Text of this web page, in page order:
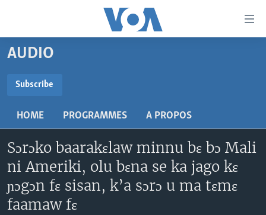
Menu
principal
navigation
principale
Retour
recherche
MALI KURA
RADIO
AN BA FO!
FARAFINA FOLI
Learning English
SUIVEZ-NOUS
AUDIO
Subscribe
S'abonner
HOME PROGRAMMES A PROPOS
Sɔrɔko baarakɛlaw minnu bɛ bɔ Mali
ni Ameriki, olu bɛna se ka jago kɛ
ɲɔgɔn fɛ sisan, k’a sɔrɔ u ma tɛmɛ
faamaw fɛ